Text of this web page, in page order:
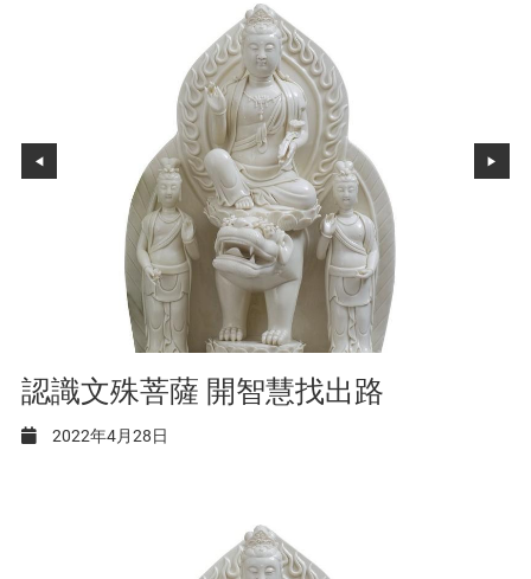
認識文殊菩薩 開智慧找出路
2022年4月28日